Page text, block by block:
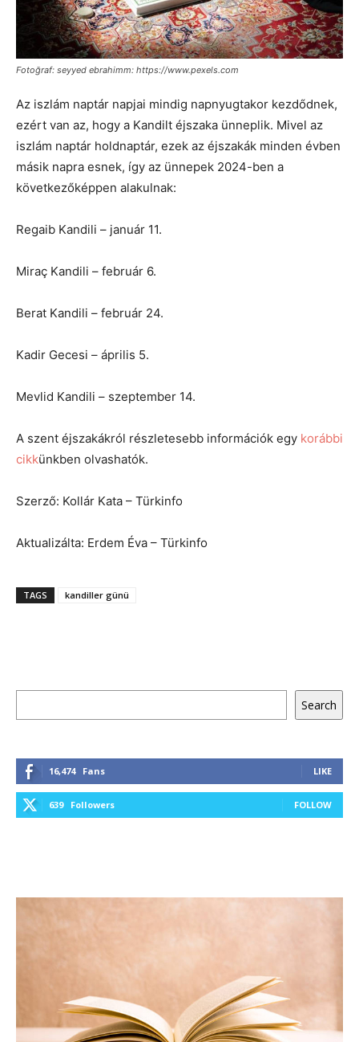
Fotoğraf: seyyed ebrahimm: https://www.pexels.com
Az iszlám naptár napjai mindig napnyugtakor kezdődnek,
ezért van az, hogy a Kandilt éjszaka ünneplik. Mivel az
iszlám naptár holdnaptár, ezek az éjszakák minden évben
másik napra esnek, így az ünnepek 2024-ben a
következőképpen alakulnak:
Regaib Kandili – január 11.
Miraç Kandili – február 6.
Berat Kandili – február 24.
Kadir Gecesi – április 5.
Mevlid Kandili – szeptember 14.
A szent éjszakákról részletesebb információk egy korábbi
cikkünkben olvashatók.
Szerző: Kollár Kata – Türkinfo
Aktualizálta: Erdem Éva – Türkinfo
TAGS kandiller günü
Search
16,474 Fans LIKE
639 Followers FOLLOW